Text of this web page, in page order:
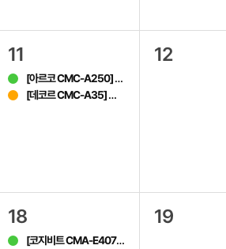
11
[아르코 CMC-A250] 모바일 라이브
[데코르 CMC-A35] 홈쇼핑
12
18
[코지비트 CMA-E407WL,E408WL]
19